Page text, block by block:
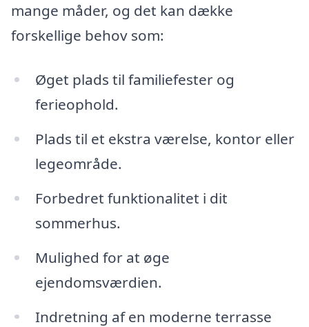
mange måder, og det kan dække
forskellige behov som:
Øget plads til familiefester og
ferieophold.
Plads til et ekstra værelse, kontor eller
legeområde.
Forbedret funktionalitet i dit
sommerhus.
Mulighed for at øge
ejendomsværdien.
Indretning af en moderne terrasse